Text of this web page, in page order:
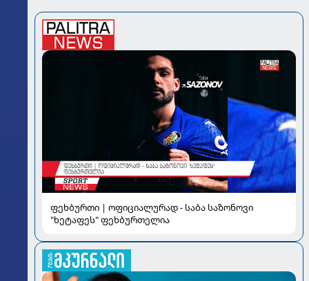
ფეხბურთი | ოფიციალურად - საბა საზონოვი
"ხეტაფეს" ფეხბურთელია